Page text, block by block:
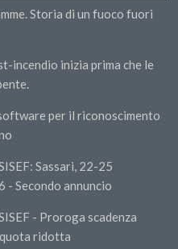
Storia di un fuoco fuori
incendio inizia prima che le
per il riconoscimento
Sassari, 22-25
- Secondo annuncio
- Proroga scadenza
ridotta